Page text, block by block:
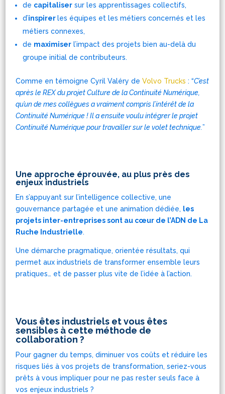
de capitaliser sur les apprentissages collectifs,
d’inspirerles équipes et les métiers concernés et les
métiers connexes,
de maximiser l’impact des projets bien au-delà du
groupe initial de contributeurs.
Comme en témoigne Cyril Valéry deVolvo Trucks : “C’est
après le REX du projet Culture de la Continuité Numérique,
qu’un de mes collègues a vraiment compris l’intérêt de la
Continuité Numérique ! Il a ensuite voulu intégrer le projet
Continuité Numérique pour travailler sur le volet technique.”
Une approche éprouvée, au plus près des
enjeux industriels
En s’appuyant sur l’intelligence collective, une
gouvernance partagée et une animation dédiée, les
projets inter-entreprises sont au cœur de l’ADN de La
Ruche Industrielle.
Une démarche pragmatique, orientée résultats, qui
permet aux industriels de transformer ensemble leurs
pratiques… et de passer plus vite de l’idée à l’action.
Vous êtes industriels et vous êtes
sensibles à cette méthode de
collaboration ?
Pour gagner du temps, diminuer vos coûts et réduire les
risques liés à vos projets de transformation, seriez-vous
prêts à vous impliquer pour ne pas rester seuls face à
vos enjeux industriels ?